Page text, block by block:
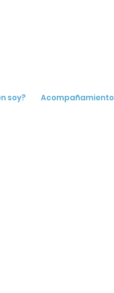
soy? Acompañamiento